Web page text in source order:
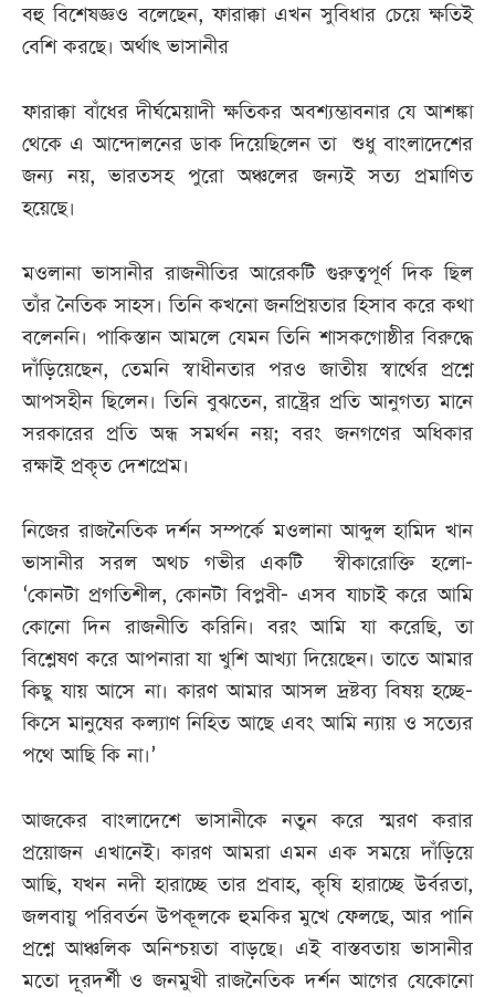
বহু বিশেষজ্ঞও বলেছেন, ফারাক্কা এখন সুবিধার চেয়ে ক্ষতিই
বেশি করছে। অর্থাৎ ভাসানীর
ফারাক্কা বাঁধের দীর্ঘমেয়াদী ক্ষতিকর অবশ্যম্ভাবনার যে আশঙ্কা
থেকে এ আন্দোলনের ডাক দিয়েছিলেন তা শুধু বাংলাদেশের
জন্য নয়, ভারতসহ পুরো অঞ্চলের জন্যই সত্য প্রমাণিত
হয়েছে।
মওলানা ভাসানীর রাজনীতির আরেকটি গুরুত্বপূর্ণ দিক ছিল
তাঁর নৈতিক সাহস। তিনি কখনো জনপ্রিয়তার হিসাব করে কথা
বলেননি। পাকিস্তান আমলে যেমন তিনি শাসকগোষ্ঠীর বিরুদ্ধে
দাঁড়িয়েছেন, তেমনি স্বাধীনতার পরও জাতীয় স্বার্থের প্রশ্নে
আপসহীন ছিলেন। তিনি বুঝতেন, রাষ্ট্রের প্রতি আনুগত্য মানে
সরকারের প্রতি অন্ধ সমর্থন নয়; বরং জনগণের অধিকার
রক্ষাই প্রকৃত দেশপ্রেম।
নিজের রাজনৈতিক দর্শন সম্পর্কে মওলানা আব্দুল হামিদ খান
ভাসানীর সরল অথচ গভীর একটি স্বীকারোক্তি হলো-
‘কোনটা প্রগতিশীল, কোনটা বিপ্লবী- এসব যাচাই করে আমি
কোনো দিন রাজনীতি করিনি। বরং আমি যা করেছি, তা
বিশ্লেষণ করে আপনারা যা খুশি আখ্যা দিয়েছেন। তাতে আমার
কিছু যায় আসে না। কারণ আমার আসল দ্রষ্টব্য বিষয় হচ্ছে-
কিসে মানুষের কল্যাণ নিহিত আছে এবং আমি ন্যায় ও সত্যের
পথে আছি কি না।’
আজকের বাংলাদেশে ভাসানীকে নতুন করে স্মরণ করার
প্রয়োজন এখানেই। কারণ আমরা এমন এক সময়ে দাঁড়িয়ে
আছি, যখন নদী হারাচ্ছে তার প্রবাহ, কৃষি হারাচ্ছে উর্বরতা,
জলবায়ু পরিবর্তন উপকূলকে হুমকির মুখে ফেলছে, আর পানি
প্রশ্নে আঞ্চলিক অনিশ্চয়তা বাড়ছে। এই বাস্তবতায় ভাসানীর
মতো দূরদর্শী ও জনমুখী রাজনৈতিক দর্শন আগের যেকোনো